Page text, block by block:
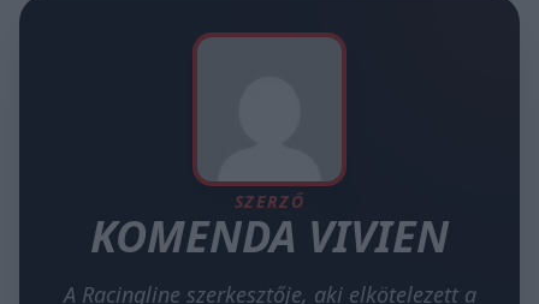
SZERZŐ
KOMENDA VIVIEN
A Racingline szerkesztője, aki elkötelezett a